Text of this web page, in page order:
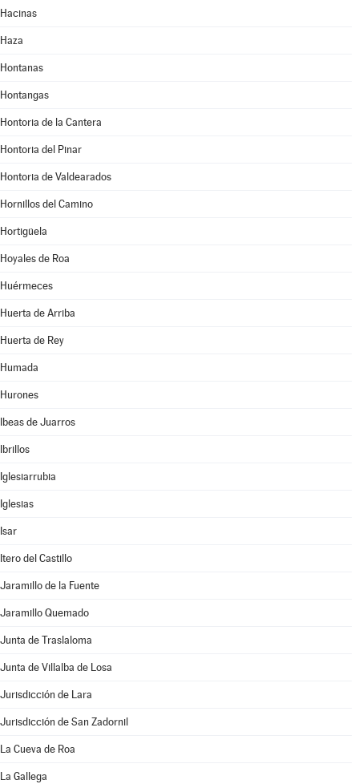
Hacinas
Haza
Hontanas
Hontangas
Hontoria de la Cantera
Hontoria del Pinar
Hontoria de Valdearados
Hornillos del Camino
Hortigüela
Hoyales de Roa
Huérmeces
Huerta de Arriba
Huerta de Rey
Humada
Hurones
Ibeas de Juarros
Ibrillos
Iglesiarrubia
Iglesias
Isar
Itero del Castillo
Jaramillo de la Fuente
Jaramillo Quemado
Junta de Traslaloma
Junta de Villalba de Losa
Jurisdicción de Lara
Jurisdicción de San Zadornil
La Cueva de Roa
La Gallega